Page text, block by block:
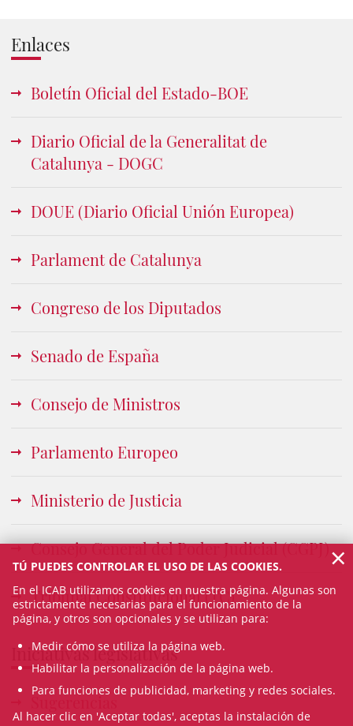
Enlaces
Boletín Oficial del Estado-BOE
Diario Oficial de la Generalitat de
Catalunya - DOGC
DOUE (Diario Oficial Unión Europea)
Parlament de Catalunya
Congreso de los Diputados
Senado de España
Consejo de Ministros
Parlamento Europeo
Ministerio de Justicia
Consejo General del Poder Judicial (CGPJ)
Tribunal Constitucional (TC)
Iniciativas legislativas
TÚ PUEDES CONTROLAR EL USO DE LAS COOKIES.
En el ICAB utilizamos cookies en nuestra página. Algunas son
estrictamente necesarias para el funcionamiento de la
página, y otros son opcionales y se utilizan para:
Medir cómo se utiliza la página web.
Habilitar la personalización de la página web.
Para funciones de publicidad, marketing y redes sociales.
Al hacer clic en 'Aceptar todas', aceptas la instalación de
×